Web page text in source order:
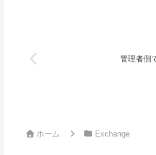
管理者側
ホーム Exchange